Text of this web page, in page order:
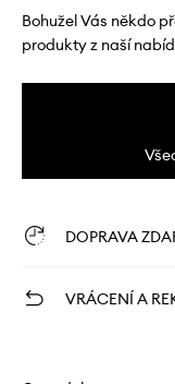
Bohužel Vás někdo
produkty z naší
DOPRAVA
VRÁCENÍ A